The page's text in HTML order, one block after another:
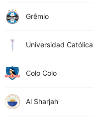
Grêmio
Universidad Católica
Colo Colo
Al Sharjah